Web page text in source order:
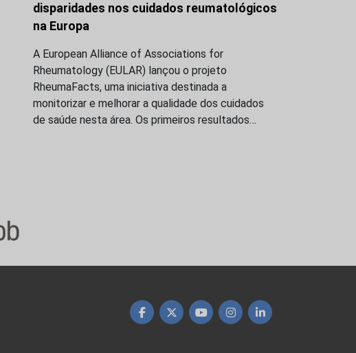
disparidades nos cuidados reumatológicos
na Europa
A European Alliance of Associations for
Rheumatology (EULAR) lançou o projeto
RheumaFacts, uma iniciativa destinada a
monitorizar e melhorar a qualidade dos cuidados
de saúde nesta área. Os primeiros resultados…